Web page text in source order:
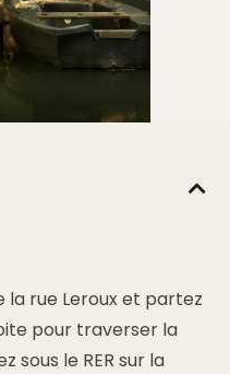
la rue Leroux et partez
pour traverser la
sous le RER sur la